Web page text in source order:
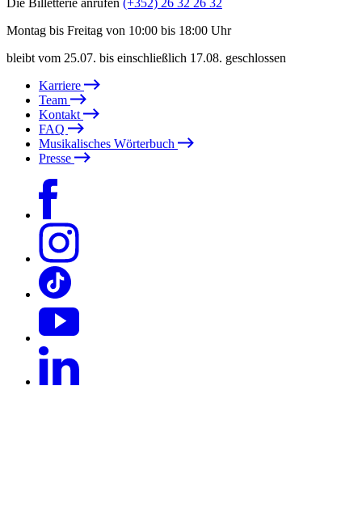
Die Billetterie anrufen (+352) 26 32 26 32
Montag bis Freitag von 10:00 bis 18:00 Uhr
bleibt vom 25.07. bis einschließlich 17.08. geschlossen
Karriere
Team
Kontakt
FAQ
Musikalisches Wörterbuch
Presse